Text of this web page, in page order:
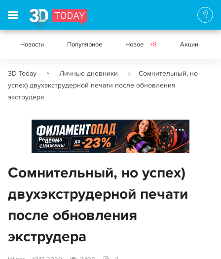
Новости Популярное Новое +8 Акции
3D Today Личные дневники
Сомнительный, но
успех) двухэкструдерной печати после обновления
экструдера
Реклама
Сомнительный, но успех)
двухэкструдерной печати
после обновления
экструдера